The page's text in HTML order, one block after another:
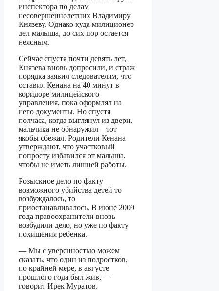
инспектора по делам
несовершеннолетних Владимиру
Князеву. Однако куда милиционер
дел малыша, до сих пор остается
неясным.
Сейчас спустя почти девять лет,
Князева вновь допросили, и страж
порядка заявил следователям, что
оставил Кенана на 40 минут в
коридоре милицейского
управления, пока оформлял на
него документы. Но спустя
полчаса, когда выглянул из двери,
мальчика не обнаружил – тот
якобы сбежал. Родители Кенана
утверждают, что участковый
попросту избавился от малыша,
чтобы не иметь лишней работы.
Розыскное дело по факту
возможного убийства детей то
возбуждалось, то
приостанавливалось. В июне 2009
года правоохранители вновь
возбудили дело, но уже по факту
похищения ребенка.
— Мы с уверенностью можем
сказать, что один из подростков,
по крайней мере, в августе
прошлого года был жив, —
говорит Ирек Муратов.